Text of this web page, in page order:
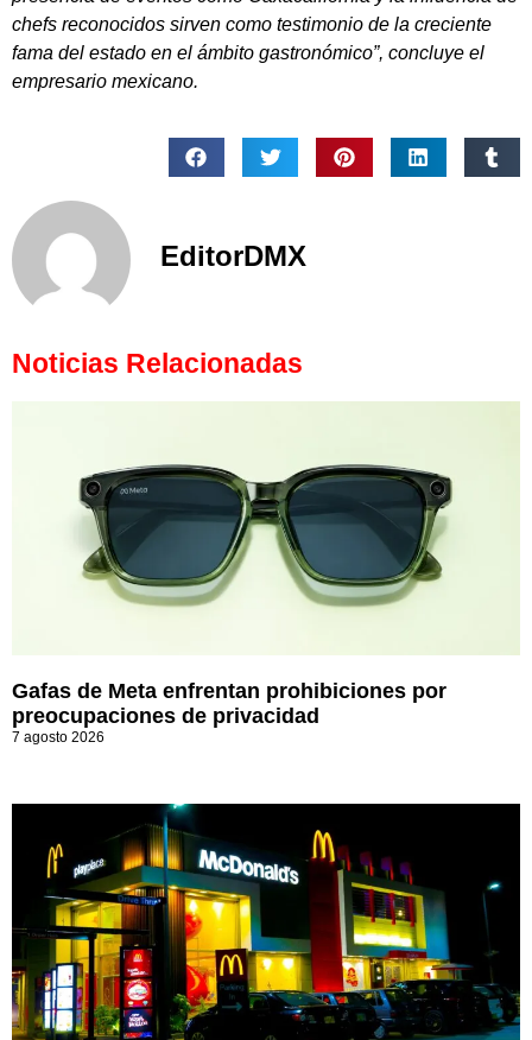
chefs reconocidos sirven como testimonio de la creciente
fama del estado en el ámbito gastronómico”, concluye el
empresario mexicano.
EditorDMX
Noticias Relacionadas
Gafas de Meta enfrentan prohibiciones por
preocupaciones de privacidad
7 agosto 2026